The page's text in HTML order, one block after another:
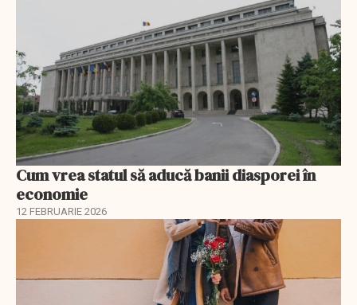
Cum vrea statul să aducă banii diasporei în
economie
12 FEBRUARIE 2026